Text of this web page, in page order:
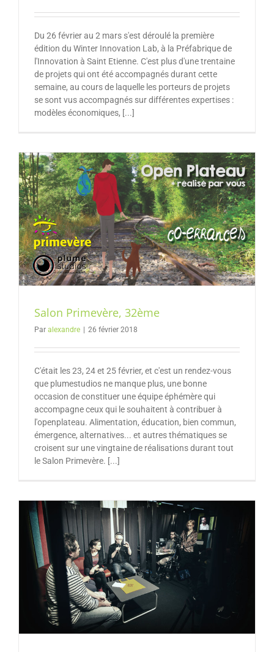
Du 26 février au 2 mars s'est déroulé la première
édition du Winter Innovation Lab, à la Préfabrique de
l'Innovation à Saint Etienne. C'est plus d'une trentaine
de projets qui ont été accompagnés durant cette
semaine, au cours de laquelle les porteurs de projets
se sont vus accompagnés sur différentes expertises :
modèles économiques, [...]
Salon Primevère, 32ème
Par alexandre 26 février 2018
C'était les 23, 24 et 25 février, et c'est un rendez-vous
que plumestudios ne manque plus, une bonne
occasion de constituer une équipe éphémère qui
accompagne ceux qui le souhaitent à contribuer à
l'openplateau. Alimentation, éducation, bien commun,
émergence, alternatives... et autres thématiques se
croisent sur une vingtaine de réalisations durant tout
le Salon Primevère. [...]